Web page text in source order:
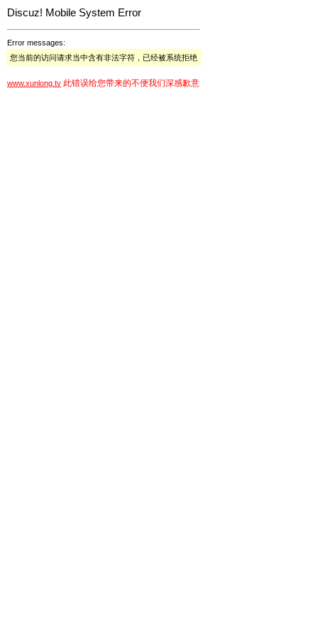
Discuz! Mobile System Error
Error messages:
您当前的访问请求当中含有非法字符，已经被系统拒绝
www.xunlong.tv 此错误给您带来的不便我们深感歉意